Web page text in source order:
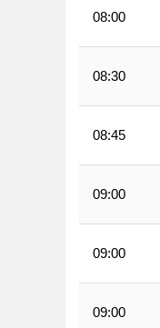
08:00
08:30
08:45
09:00
09:00
09:00